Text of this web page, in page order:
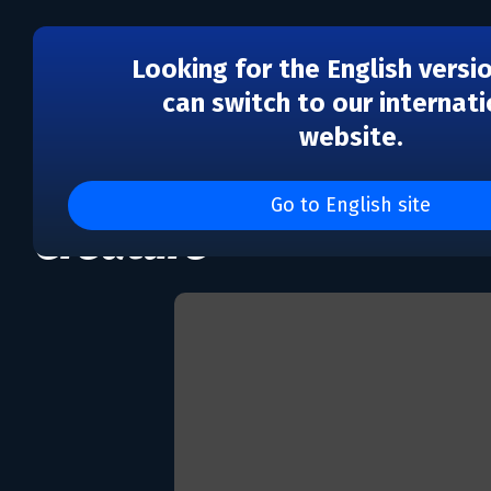
Looking for the English
can switch to our
website.
Go to English site
The Wanderer:
Creature